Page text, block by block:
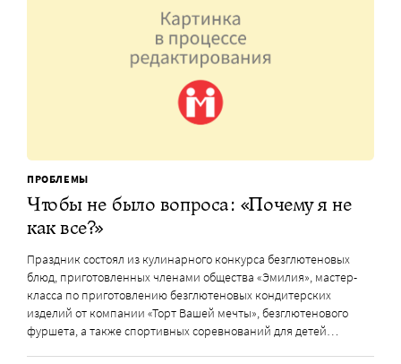
ПРОБЛЕМЫ
Чтобы не было вопроса: «Почему я не
как все?»
Праздник состоял из кулинарного конкурса безглютеновых
блюд, приготовленных членами общества «Эмилия», мастер-
класса по приготовлению безглютеновых кондитерских
изделий от компании «Торт Вашей мечты», безглютенового
фуршета, а также спортивных соревнований для детей…